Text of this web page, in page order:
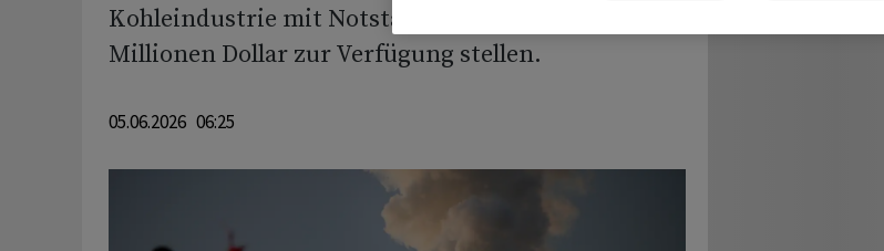
Kohleindustrie mit Notstandsbefugnissen fast 700
Millionen Dollar zur Verfügung stellen. ‌
05.06.2026 06:25